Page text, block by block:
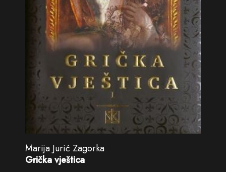
Marija Jurić Zagorka
Grička vještica